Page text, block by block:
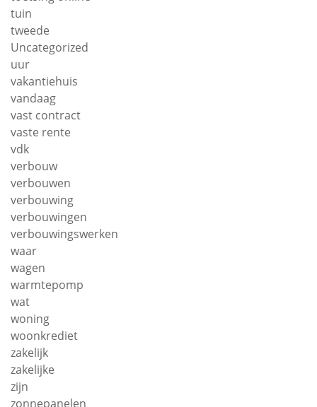
tuin
tweede
Uncategorized
uur
vakantiehuis
vandaag
vast contract
vaste rente
vdk
verbouw
verbouwen
verbouwing
verbouwingen
verbouwingswerken
waar
wagen
warmtepomp
wat
woning
woonkrediet
zakelijk
zakelijke
zijn
zonnepanelen